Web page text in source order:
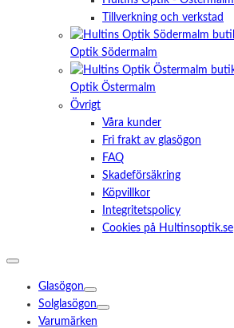
Tillverkning och verkstad
Optik Södermalm
Optik Östermalm
Övrigt
Våra kunder
Fri frakt av glasögon
FAQ
Skadeförsäkring
Köpvillkor
Integritetspolicy
Cookies på Hultinsoptik.se
Glasögon
Solglasögon
Varumärken